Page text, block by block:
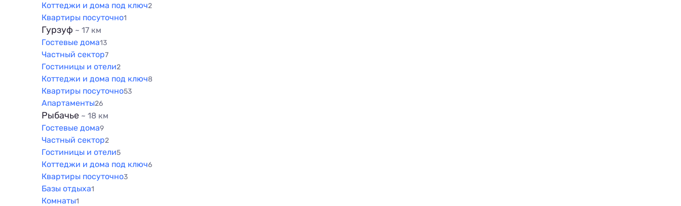
Коттеджи и дома под ключ2
Квартиры посуточно1
Гурзуф ~ 17 км
Гостевые дома13
Частный сектор7
Гостиницы и отели2
Коттеджи и дома под ключ8
Квартиры посуточно53
Апартаменты26
Рыбачье ~ 18 км
Гостевые дома9
Частный сектор2
Гостиницы и отели5
Коттеджи и дома под ключ6
Квартиры посуточно3
Базы отдыха1
Комнаты1